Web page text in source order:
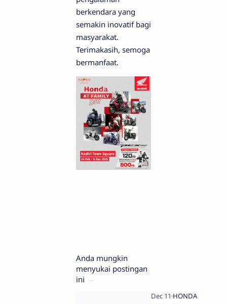
berkendara yang
semakin inovatif bagi
masyarakat.
Terimakasih, semoga
bermanfaat.
Anda mungkin
menyukai postingan
ini